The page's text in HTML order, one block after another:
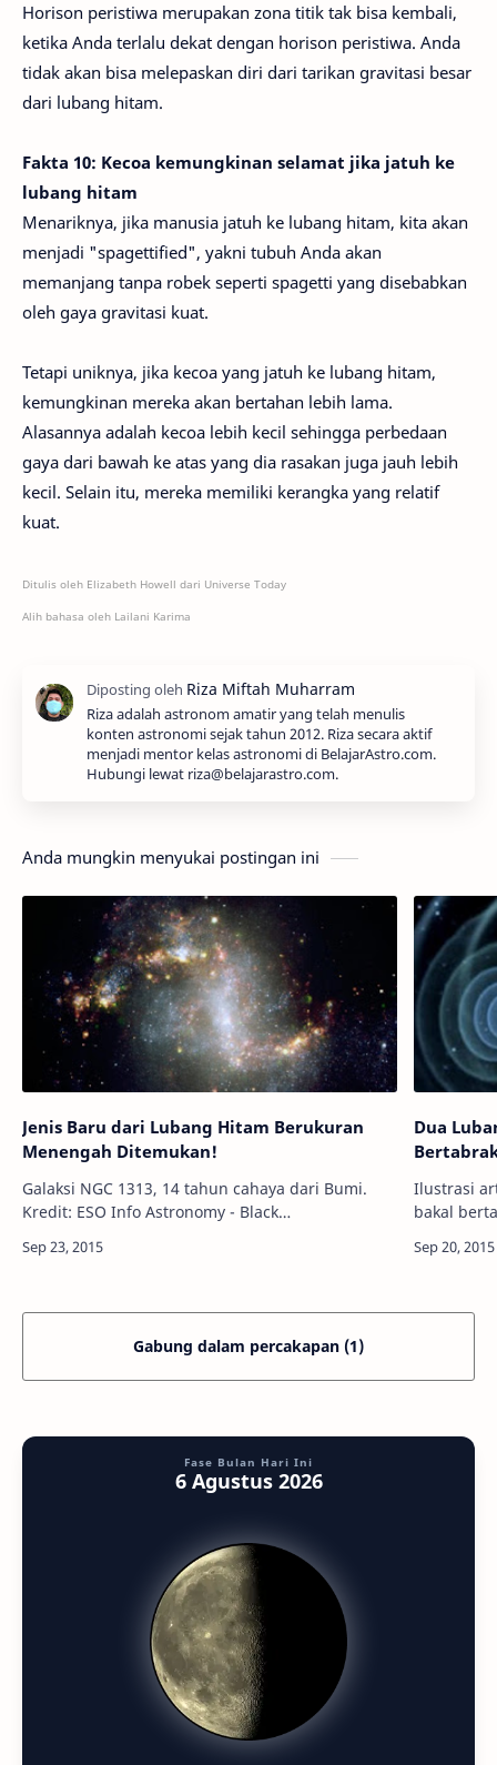
Horison peristiwa merupakan zona titik tak bisa kembali,
ketika Anda terlalu dekat dengan horison peristiwa. Anda
tidak akan bisa melepaskan diri dari tarikan gravitasi besar
dari lubang hitam.
Fakta 10: Kecoa kemungkinan selamat jika jatuh ke
lubang hitam
Menariknya, jika manusia jatuh ke lubang hitam, kita akan
menjadi "spagettified", yakni tubuh Anda akan
memanjang tanpa robek seperti spagetti yang disebabkan
oleh gaya gravitasi kuat.
Tetapi uniknya, jika kecoa yang jatuh ke lubang hitam,
kemungkinan mereka akan bertahan lebih lama.
Alasannya adalah kecoa lebih kecil sehingga perbedaan
gaya dari bawah ke atas yang dia rasakan juga jauh lebih
kecil. Selain itu, mereka memiliki kerangka yang relatif
kuat.
Ditulis oleh Elizabeth Howell dari Universe Today
Alih bahasa oleh Lailani Karima
Riza adalah astronom amatir yang telah menulis
konten astronomi sejak tahun 2012. Riza secara aktif
menjadi mentor kelas astronomi di BelajarAstro.com.
Hubungi lewat riza@belajarastro.com.
Anda mungkin menyukai postingan ini
Jenis Baru dari Lubang Hitam Berukuran
Menengah Ditemukan!
Galaksi NGC 1313, 14 tahun cahaya dari Bumi.
Kredit: ESO Info Astronomy - Black
berukuran mulai dari seukuran atom hi…
Dua
Ilustrasi
bakal
yang
Gabung dalam percakapan (1)
Fase Bulan Hari Ini
6 Agustus 2026